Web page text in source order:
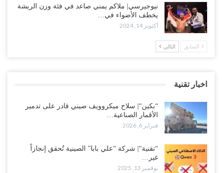
نيوجيرسي| ملاكم يمني صاعد في فئة وزن الريشة
يخطف الأضواء في…
أكتوبر 14, 2024
السابق التالي
اخبار تقنية
“بكين“| سلاح ميكروويف صيني قادر على تدمير
الأقمار الصناعية…
فبراير 6, 2026
“تقنية“| شركة “علي بابا” الصينية تُحقق إنجازاً
غير…
نوفمبر 13, 2025